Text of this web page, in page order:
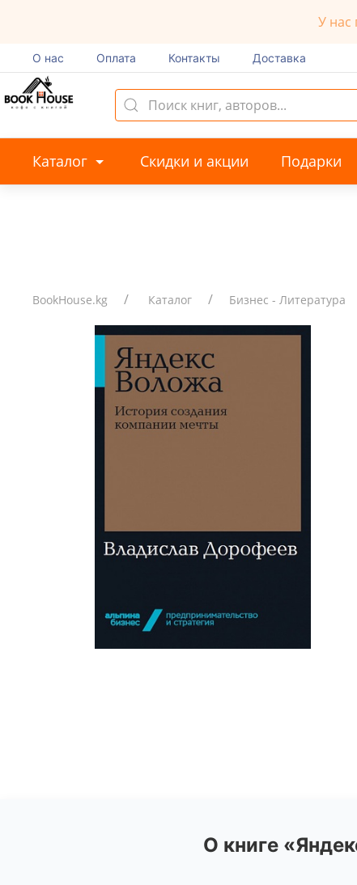
У нас
О нас Оплата Контакты Доставка
Каталог Скидки и акции Подарки
BookHouse.kg Каталог Бизнес - Литература
О книге